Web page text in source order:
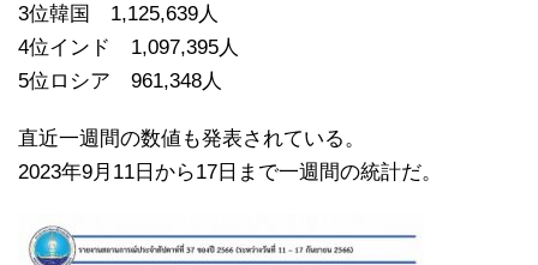
3位韓国 1,125,639人
4位インド 1,097,395人
5位ロシア 961,348人
直近一週間の数値も発表されている。
2023年9月11日から17日まで一週間の統計だ。